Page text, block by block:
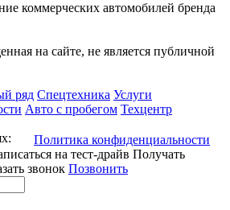
коммерческих автомобилей бренда
на сайте, не является публичной
ряд Спецтехника Услуги
Авто с пробегом Техцентр
Политика конфиденциальности
на тест-драйв Получать
звонок Позвонить